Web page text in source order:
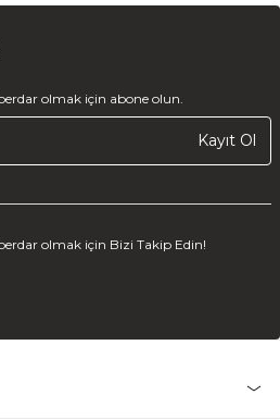
olmak için abone olun.
Kayıt Ol
olmak için Bizi Takip Edin!